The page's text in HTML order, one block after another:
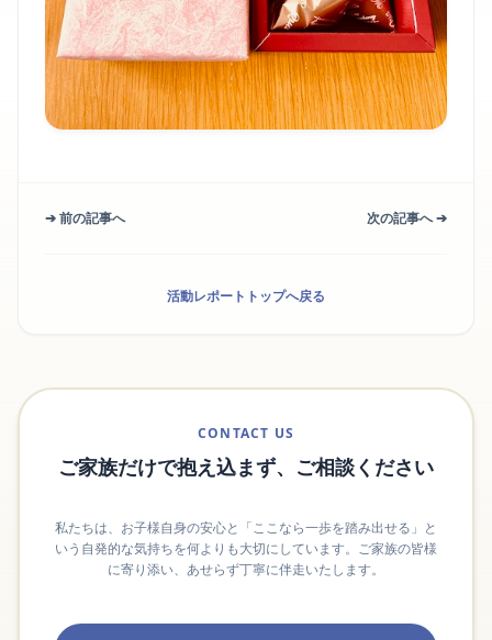
➔ 前の記事へ 次の記事へ ➔
活動レポートトップへ戻る
CONTACT US
ご家族だけで抱え込まず、ご相談ください
私たちは、お子様自身の安心と「ここなら一歩を踏み出せる」と
いう自発的な気持ちを何よりも大切にしています。ご家族の皆様
に寄り添い、あせらず丁寧に伴走いたします。